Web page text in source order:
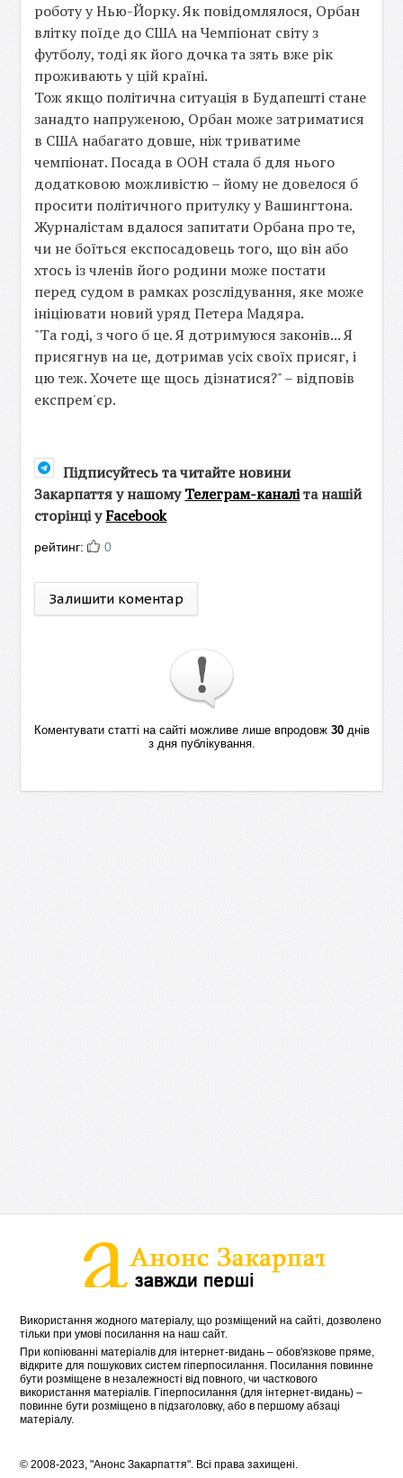
роботу у Нью-Йорку. Як повідомлялося, Орбан
влітку поїде до США на Чемпіонат світу з
футболу, тоді як його дочка та зять вже рік
проживають у цій країні.
Тож якщо політична ситуація в Будапешті стане
занадто напруженою, Орбан може затриматися
в США набагато довше, ніж триватиме
чемпіонат. Посада в ООН стала б для нього
додатковою можливістю – йому не довелося б
просити політичного притулку у Вашингтона.
Журналістам вдалося запитати Орбана про те,
чи не боїться експосадовець того, що він або
хтось із членів його родини може постати
перед судом в рамках розслідування, яке може
ініціювати новий уряд Петера Мадяра.
"Та годі, з чого б це. Я дотримуюся законів... Я
присягнув на це, дотримав усіх своїх присяг, і
цю теж. Хочете ще щось дізнатися?" – відповів
експрем'єр.
Підписуйтесь та читайте новини
Закарпаття у нашомуТелеграм-каналіта нашій
сторінці уFacebook
рейтинг: 0
Залишити коментар
Коментувати статті на сайті можливе лише впродовж 30днів
з дня публікування.
Використання жодного матеріалу, що розміщений на сайті, дозволено
тільки при умові посилання на наш сайт.
При копіюванні матеріалів для інтернет-видань – обов'язкове пряме,
відкрите для пошукових систем гіперпосилання. Посилання повинне
бути розміщене в незалежності від повного, чи часткового
використання матеріалів. Гіперпосилання (для інтернет-видань) –
повинне бути розміщено в підзаголовку, або в першому абзаці
матеріалу.
© 2008-2023, "Анонс Закарпаття". Всі права захищені.